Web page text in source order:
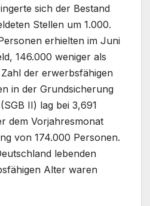
sich der Bestand
Stellen um 1.000.
erhielten im Juni
146.000 weniger als
der erwerbsfähigen
in der Grundsicherung
II) lag bei 3,691
dem Vorjahresmonat
von 174.000 Personen.
lebenden
Alter waren